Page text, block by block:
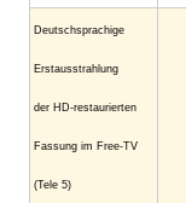
Deutschsprachige
Erstausstrahlung
der HD-restaurierten
Fassung im Free-TV
(Tele 5)